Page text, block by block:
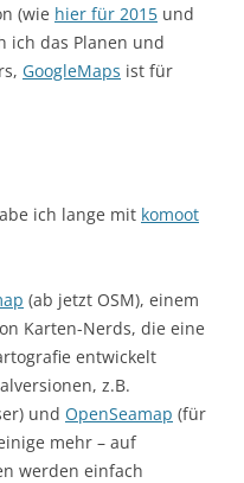
(wie hier für 2015 und
ich das Planen und
GoogleMaps ist für
ich lange mit komoot
(ab jetzt OSM), einem
Karten-Nerds, die eine
entwickelt
z.B.
und OpenSeamap (für
mehr – auf
werden einfach